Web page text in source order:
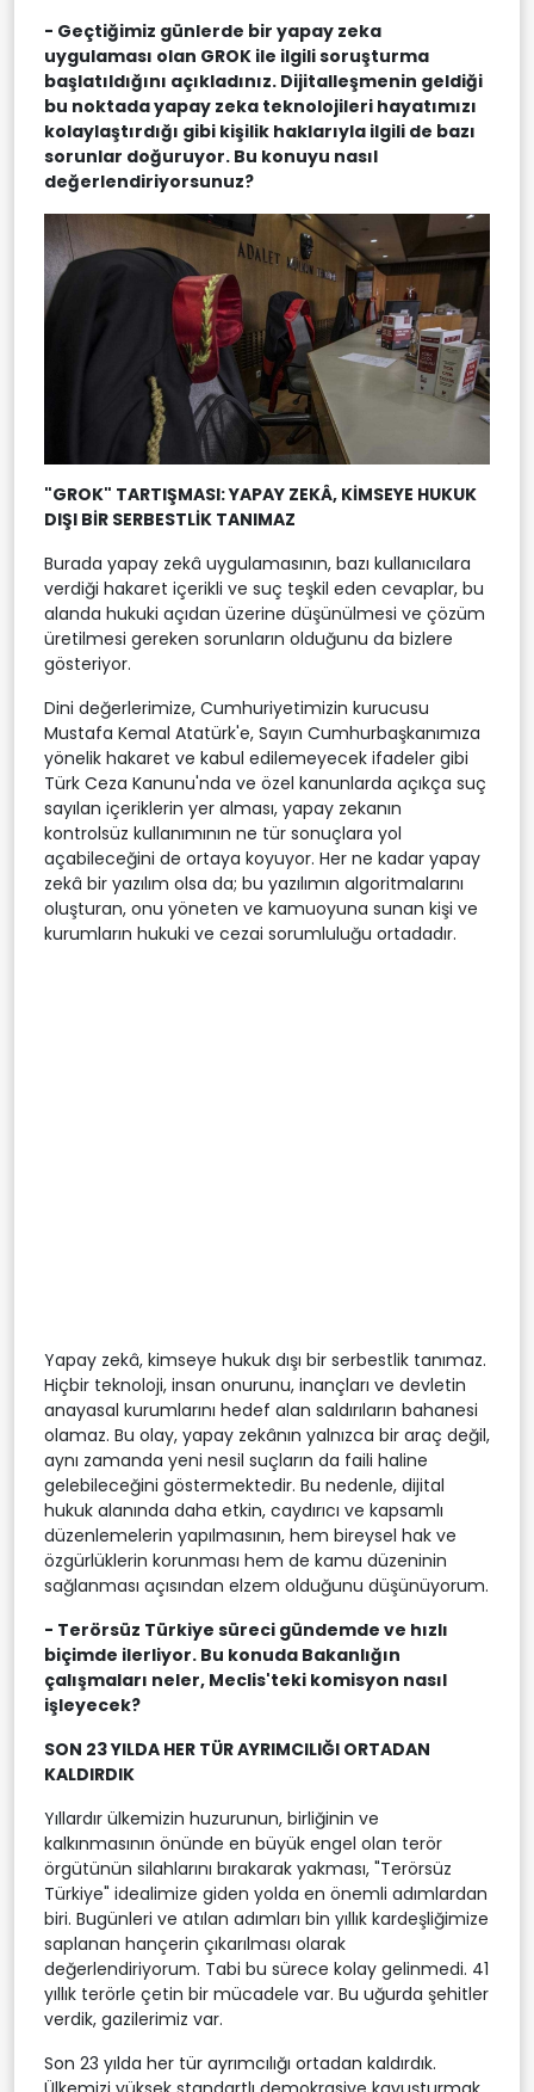
- Geçtiğimiz günlerde bir yapay zeka
uygulaması olan GROK ile ilgili soruşturma
başlatıldığını açıkladınız. Dijitalleşmenin geldiği
bu noktada yapay zeka teknolojileri hayatımızı
kolaylaştırdığı gibi kişilik haklarıyla ilgili de bazı
sorunlar doğuruyor. Bu konuyu nasıl
değerlendiriyorsunuz?
"GROK" TARTIŞMASI: YAPAY ZEKÂ, KİMSEYE HUKUK
DIŞI BİR SERBESTLİK TANIMAZ
Burada yapay zekâ uygulamasının, bazı kullanıcılara
verdiği hakaret içerikli ve suç teşkil eden cevaplar, bu
alanda hukuki açıdan üzerine düşünülmesi ve çözüm
üretilmesi gereken sorunların olduğunu da bizlere
gösteriyor.
Dini değerlerimize, Cumhuriyetimizin kurucusu
Mustafa Kemal Atatürk'e, Sayın Cumhurbaşkanımıza
yönelik hakaret ve kabul edilemeyecek ifadeler gibi
Türk Ceza Kanunu'nda ve özel kanunlarda açıkça suç
sayılan içeriklerin yer alması, yapay zekanın
kontrolsüz kullanımının ne tür sonuçlara yol
açabileceğini de ortaya koyuyor. Her ne kadar yapay
zekâ bir yazılım olsa da; bu yazılımın algoritmalarını
oluşturan, onu yöneten ve kamuoyuna sunan kişi ve
kurumların hukuki ve cezai sorumluluğu ortadadır.
Yapay zekâ, kimseye hukuk dışı bir serbestlik tanımaz.
Hiçbir teknoloji, insan onurunu, inançları ve devletin
anayasal kurumlarını hedef alan saldırıların bahanesi
olamaz. Bu olay, yapay zekânın yalnızca bir araç değil,
aynı zamanda yeni nesil suçların da faili haline
gelebileceğini göstermektedir. Bu nedenle, dijital
hukuk alanında daha etkin, caydırıcı ve kapsamlı
düzenlemelerin yapılmasının, hem bireysel hak ve
özgürlüklerin korunması hem de kamu düzeninin
sağlanması açısından elzem olduğunu düşünüyorum.
- Terörsüz Türkiye süreci gündemde ve hızlı
biçimde ilerliyor. Bu konuda Bakanlığın
çalışmaları neler, Meclis'teki komisyon nasıl
işleyecek?
SON 23 YILDA HER TÜR AYRIMCILIĞI ORTADAN
KALDIRDIK
Yıllardır ülkemizin huzurunun, birliğinin ve
kalkınmasının önünde en büyük engel olan terör
örgütünün silahlarını bırakarak yakması, "Terörsüz
Türkiye" idealimize giden yolda en önemli adımlardan
biri. Bugünleri ve atılan adımları bin yıllık kardeşliğimize
saplanan hançerin çıkarılması olarak
değerlendiriyorum. Tabi bu sürece kolay gelinmedi. 41
yıllık terörle çetin bir mücadele var. Bu uğurda şehitler
verdik, gazilerimiz var.
Son 23 yılda her tür ayrımcılığı ortadan kaldırdık.